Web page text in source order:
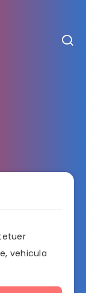
vehicula